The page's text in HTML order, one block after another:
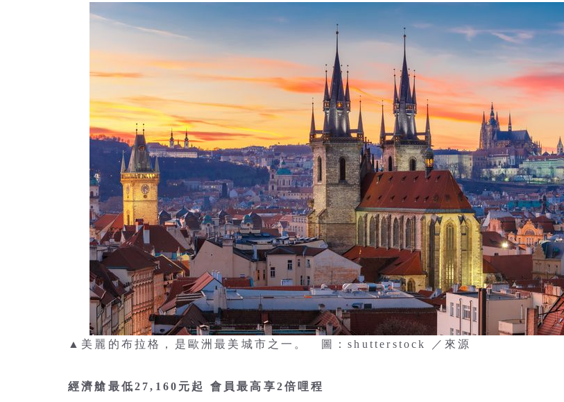
▲美麗的布拉格，是歐洲最美城市之一。 圖：shutterstock ／來源
經濟艙最低27,160元起 會員最高享2倍哩程